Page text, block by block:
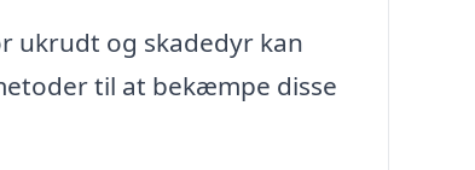
ukrudt og skadedyr kan
til at bekæmpe disse